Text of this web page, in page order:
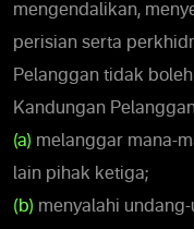
mengendalikan,
perisian serta
Pelanggan tidak
Kandungan
(a) melanggar mana-
lain pihak ketiga;
(b) menyalahi